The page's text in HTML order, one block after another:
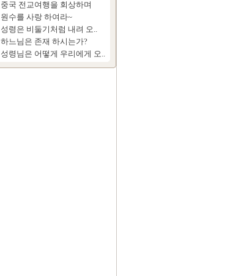
중국 전교여행을 회상하며
원수를 사랑 하여라~
성령은 비둘기처럼 내려 오..
하느님은 존재 하시는가?
성령님은 어떻게 우리에게 오..